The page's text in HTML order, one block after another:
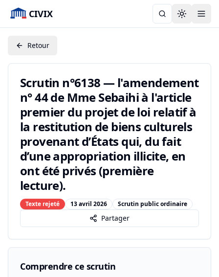
CIVIX Toggle
Retour
Scrutin n°6138 — l'amendement
n° 44 de Mme Sebaihi à l'article
premier du projet de loi relatif à
la restitution de biens culturels
provenant d’États qui, du fait
d’une appropriation illicite, en
ont été privés (première
lecture).
Texte rejeté 13 avril 2026 Scrutin public ordinaire
Partager
Comprendre ce scrutin